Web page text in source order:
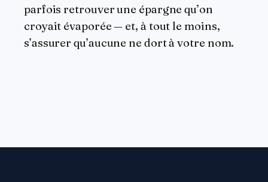
parfois retrouver une épargne qu’on
croyait évaporée — et, à tout le moins,
s’assurer qu’aucune ne dort à votre nom.